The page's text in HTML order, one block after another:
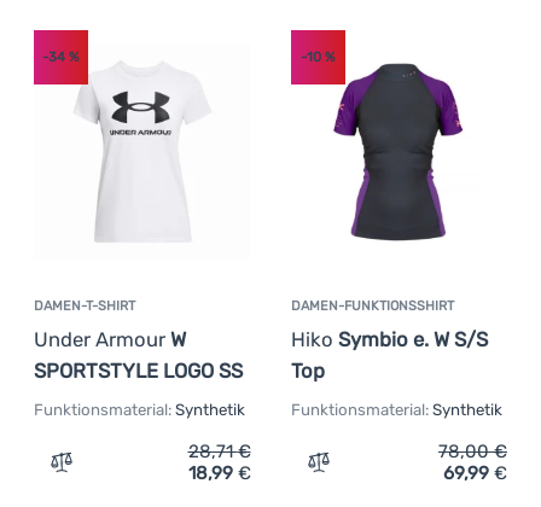
DAMEN-T-SHIRT
Under Armour W
SPORTSTYLE LOGO SS
-34 %
Funktionsmaterial: Synthetik
Zum Vergleich 'Damen-T-Shirt Under Armour W
28,71€
18,99 €
DAMEN-FUNKTIONSSHIRT
Hiko Symbio e. W S/S
Top
-10%
Funktionsmaterial: Synthetik
Zum Vergleich 'Damen-
78,00€
69,99 €